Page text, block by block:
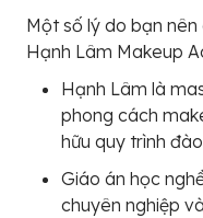
Một số lý do bạn
Hạnh Lâm Makeup
Hạnh Lâm là
phong cách
hữu quy trình
Giáo án học
chuyên nghiệp